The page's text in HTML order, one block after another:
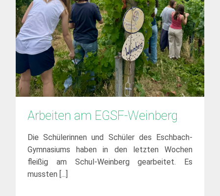
Arbeiten am EGSF-Weinberg
Die Schülerinnen und Schüler des Eschbach-
Gymnasiums haben in den letzten Wochen
fleißig am Schul-Weinberg gearbeitet. Es
mussten [...]